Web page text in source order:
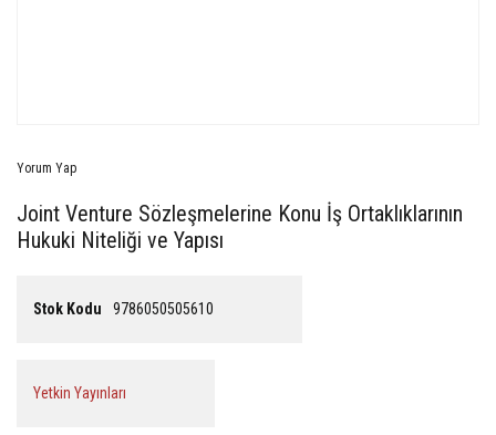
Yorum Yap
Joint Venture Sözleşmelerine Konu İş Ortaklıklarının
Hukuki Niteliği ve Yapısı
Stok Kodu 9786050505610
Yetkin Yayınları